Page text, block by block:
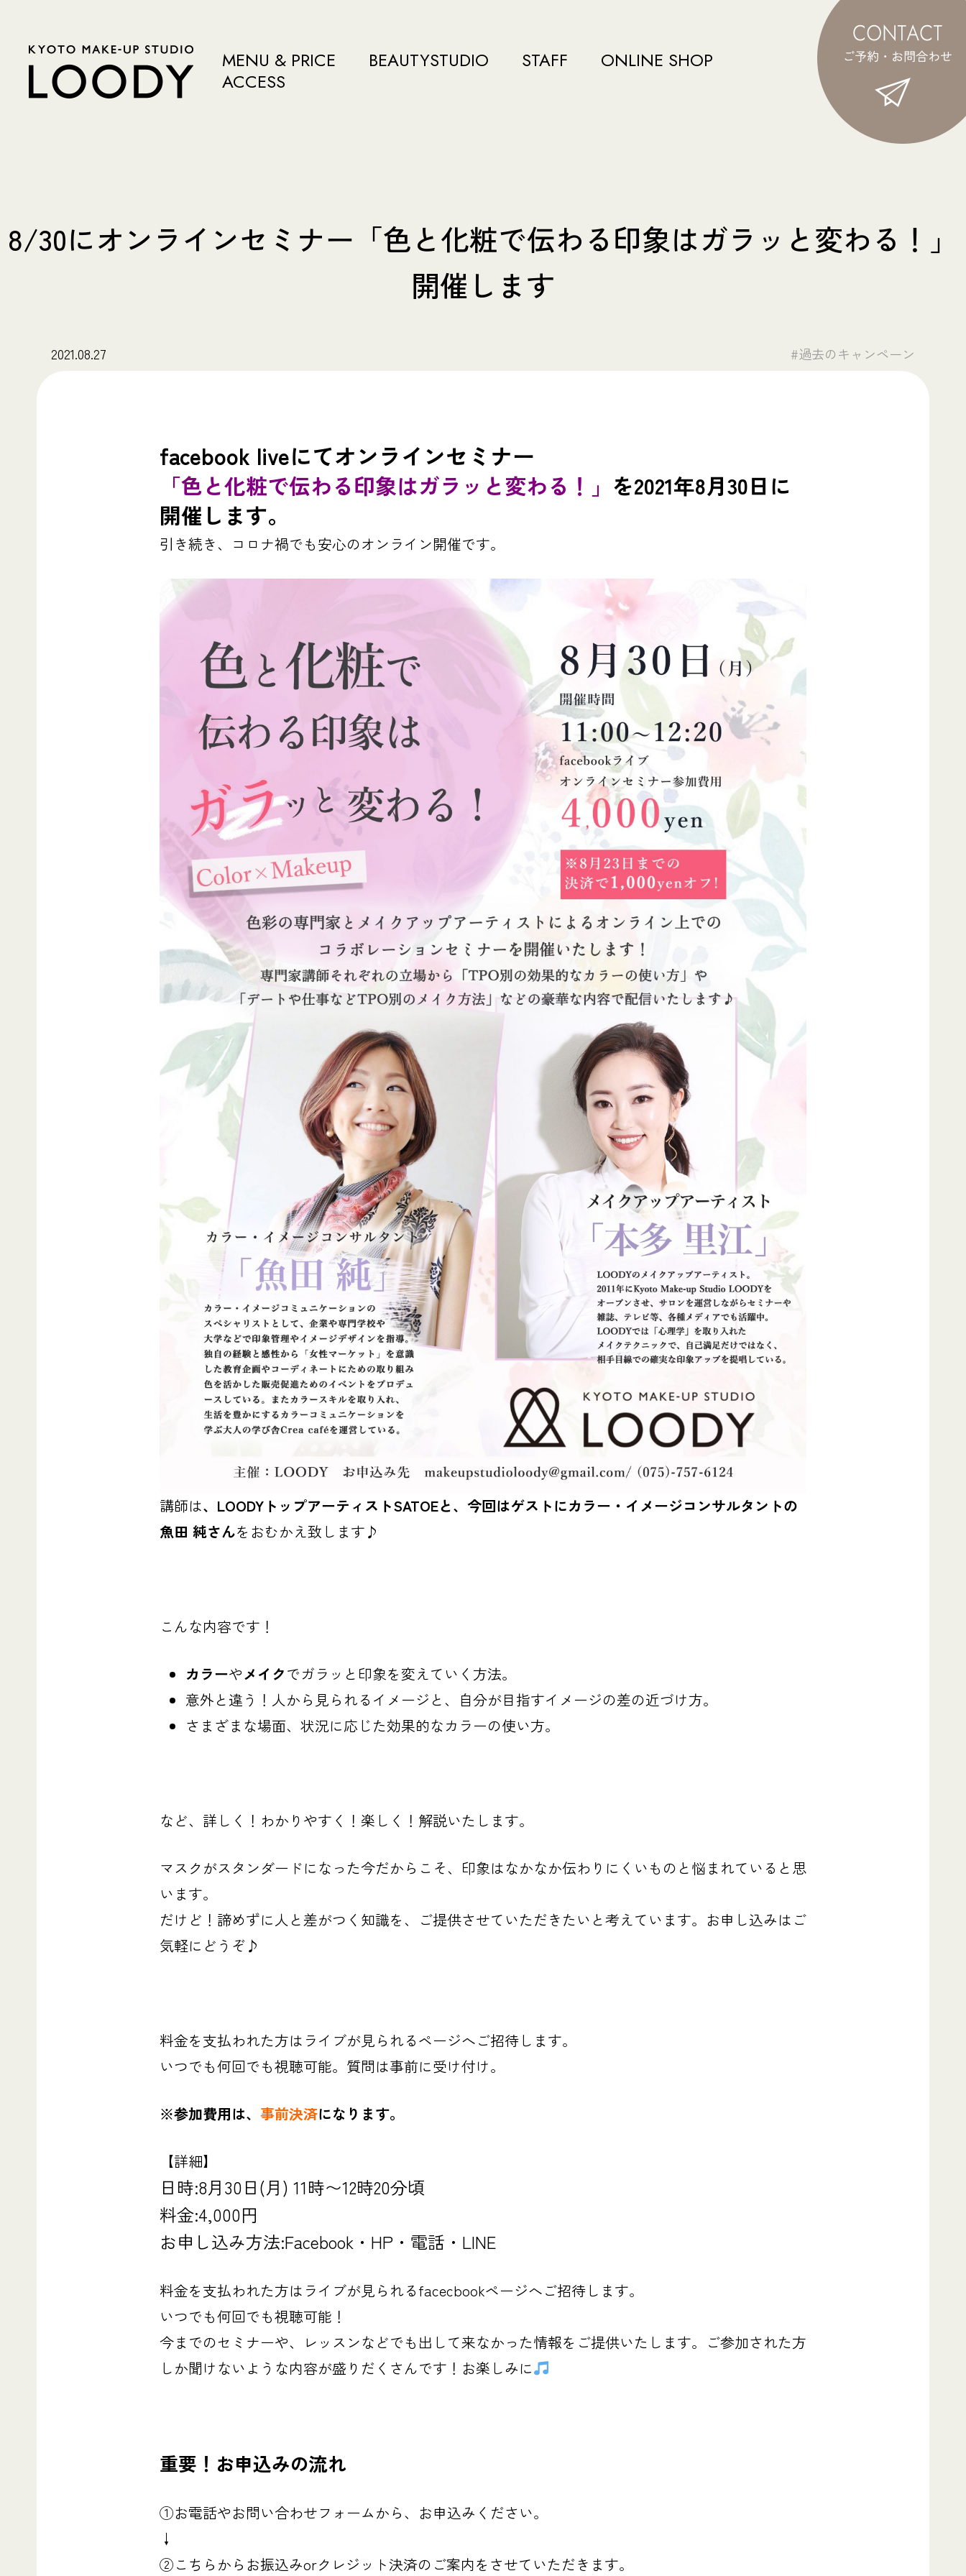
MENU & PRICE BEAUTYSTUDIO STAFF
ONLINE SHOP
ACCESS
8/30にオンラインセミナー「色と化粧で伝わる印象はガラッと変わる！」
開催します
2021.08.27 #過去のキャンペーン
facebook liveにてオンラインセミナー
「色と化粧で伝わる印象はガラッと変わる！」 を2021年8月30日に
開催します。
引き続き、コロナ禍でも安心のオンライン開催です。
講師は、LOODYトップアーティストSATOEと、今回はゲストにカラー・イメージコンサルタントの
魚田 純さんをおむかえ致します♪
こんな内容です！
カラーやメイクでガラッと印象を変えていく方法。
意外と違う！人から見られるイメージと、自分が目指すイメージの差の近づけ方。
さまざまな場面、状況に応じた効果的なカラーの使い方。
など、詳しく！わかりやすく！楽しく！解説いたします。
マスクがスタンダードになった今だからこそ、印象はなかなか伝わりにくいものと悩まれていると思
います。
だけど！諦めずに人と差がつく知識を、ご提供させていただきたいと考えています。お申し込みはご
気軽にどうぞ♪
料金を支払われた方はライブが見られるページへご招待します。
いつでも何回でも視聴可能。質問は事前に受け付け。
※参加費用は、 事前決済になります。
【詳細】
日時:8月30日(月) 11時〜12時20分頃
料金:4,000円
お申し込み方法:Facebook・HP・電話・LINE
料金を支払われた方はライブが見られるfacecbookページへご招待します。
いつでも何回でも視聴可能！
今までのセミナーや、レッスンなどでも出して来なかった情報をご提供いたします。ご参加された方
しか聞けないような内容が盛りだくさんです！お楽しみに
重要！お申込みの流れ
①お電話やお問い合わせフォームから、お申込みください。
↓
②こちらからお振込みorクレジット決済のご案内をさせていただきます。